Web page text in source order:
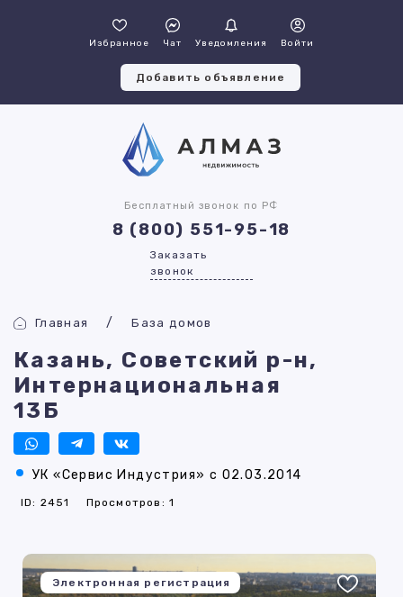
Избранное Чат Уведомления Войти
Добавить объявление
Бесплатный звонок по РФ
8 (800) 551-95-18
Заказать
звонок
Главная База домов
Казань, Советский р-н,
Интернациональная
13Б
УК «Сервис Индустрия» с 02.03.2014
ID: 2451 Просмотров: 1
Электронная регистрация